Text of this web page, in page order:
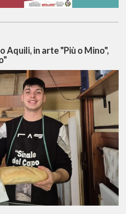
Aquili, in arte "Più o Mino",